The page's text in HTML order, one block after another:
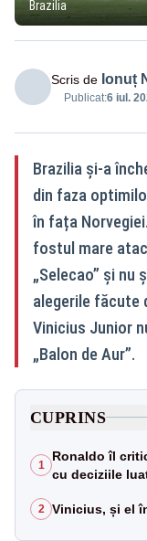
Brazilia
Scris de Ionuț
Publicat:6 iul.
Brazilia și-a
din faza
în fața
fostul mare
„Selecao” și nu
alegerile făcute
Vinicius Junior
„Balon de Aur”.
CUPRINS
1
Ronaldo îl
cu deciziile
2 Vinicius, și el